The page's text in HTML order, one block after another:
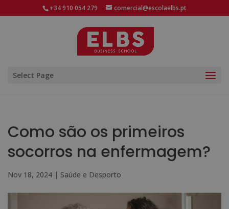
+34 910 054 279 comercial@escolaelbs.pt
Select Page
Como são os primeiros
socorros na enfermagem?
Nov 18, 2024 | Saúde e Desporto